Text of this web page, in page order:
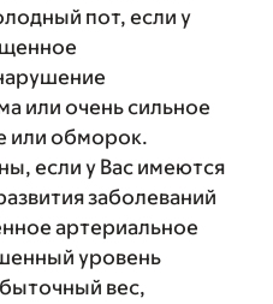
пот, если у
или очень сильное
или обморок.
если у Вас имеются
заболеваний
артериальное
уровень
вес,